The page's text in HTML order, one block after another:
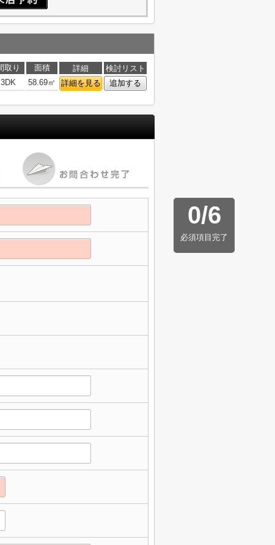
取り 面積 詳細
検討リスト
3DK 58.69㎡ 詳細を見る 追加する
0/6
必須項目完了